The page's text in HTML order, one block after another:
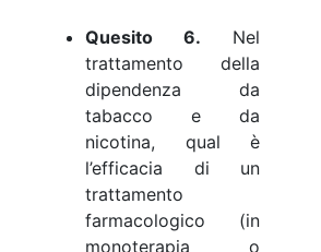
Quesito 6. Nel
trattamento della
dipendenza da
tabacco e da
nicotina, qual è
l’efficacia di un
trattamento
farmacologico (in
monoterapia o